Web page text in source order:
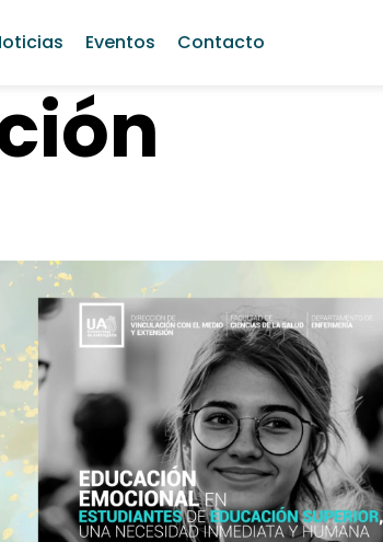
Eventos Contacto
Office 365